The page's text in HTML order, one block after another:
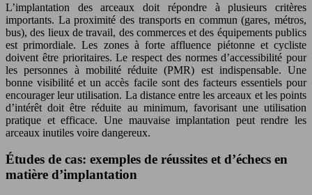
L’implantation des arceaux doit répondre à plusieurs critères
importants. La proximité des transports en commun (gares, métros,
bus), des lieux de travail, des commerces et des équipements publics
est primordiale. Les zones à forte affluence piétonne et cycliste
doivent être prioritaires. Le respect des normes d’accessibilité pour
les personnes à mobilité réduite (PMR) est indispensable. Une
bonne visibilité et un accès facile sont des facteurs essentiels pour
encourager leur utilisation. La distance entre les arceaux et les points
d’intérêt doit être réduite au minimum, favorisant une utilisation
pratique et efficace. Une mauvaise implantation peut rendre les
arceaux inutiles voire dangereux.
Études de cas: exemples de réussites et d’échecs en
matière d’implantation